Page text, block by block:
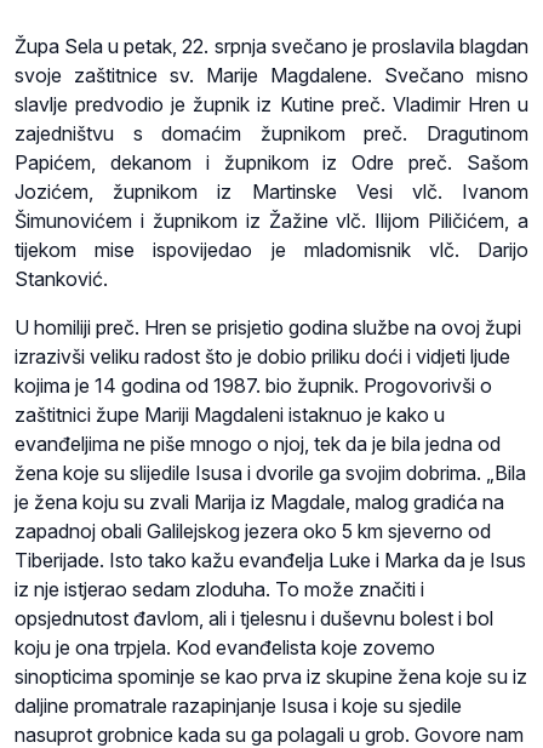
Župa Sela u petak, 22. srpnja svečano je proslavila blagdan
svoje zaštitnice sv. Marije Magdalene. Svečano misno
slavlje predvodio je župnik iz Kutine preč. Vladimir Hren u
zajedništvu s domaćim župnikom preč. Dragutinom
Papićem, dekanom i župnikom iz Odre preč. Sašom
Jozićem, župnikom iz Martinske Vesi vlč. Ivanom
Šimunovićem i župnikom iz Žažine vlč. Ilijom Piličićem, a
tijekom mise ispovijedao je mladomisnik vlč. Darijo
Stanković.
U homiliji preč. Hren se prisjetio godina službe na ovoj župi
izrazivši veliku radost što je dobio priliku doći i vidjeti ljude
kojima je 14 godina od 1987. bio župnik. Progovorivši o
zaštitnici župe Mariji Magdaleni istaknuo je kako u
evanđeljima ne piše mnogo o njoj, tek da je bila jedna od
žena koje su slijedile Isusa i dvorile ga svojim dobrima. „Bila
je žena koju su zvali Marija iz Magdale, malog gradića na
zapadnoj obali Galilejskog jezera oko 5 km sjeverno od
Tiberijade. Isto tako kažu evanđelja Luke i Marka da je Isus
iz nje istjerao sedam zloduha. To može značiti i
opsjednutost đavlom, ali i tjelesnu i duševnu bolest i bol
koju je ona trpjela. Kod evanđelista koje zovemo
sinopticima spominje se kao prva iz skupine žena koje su iz
daljine promatrale razapinjanje Isusa i koje su sjedile
nasuprot grobnice kada su ga polagali u grob. Govore nam